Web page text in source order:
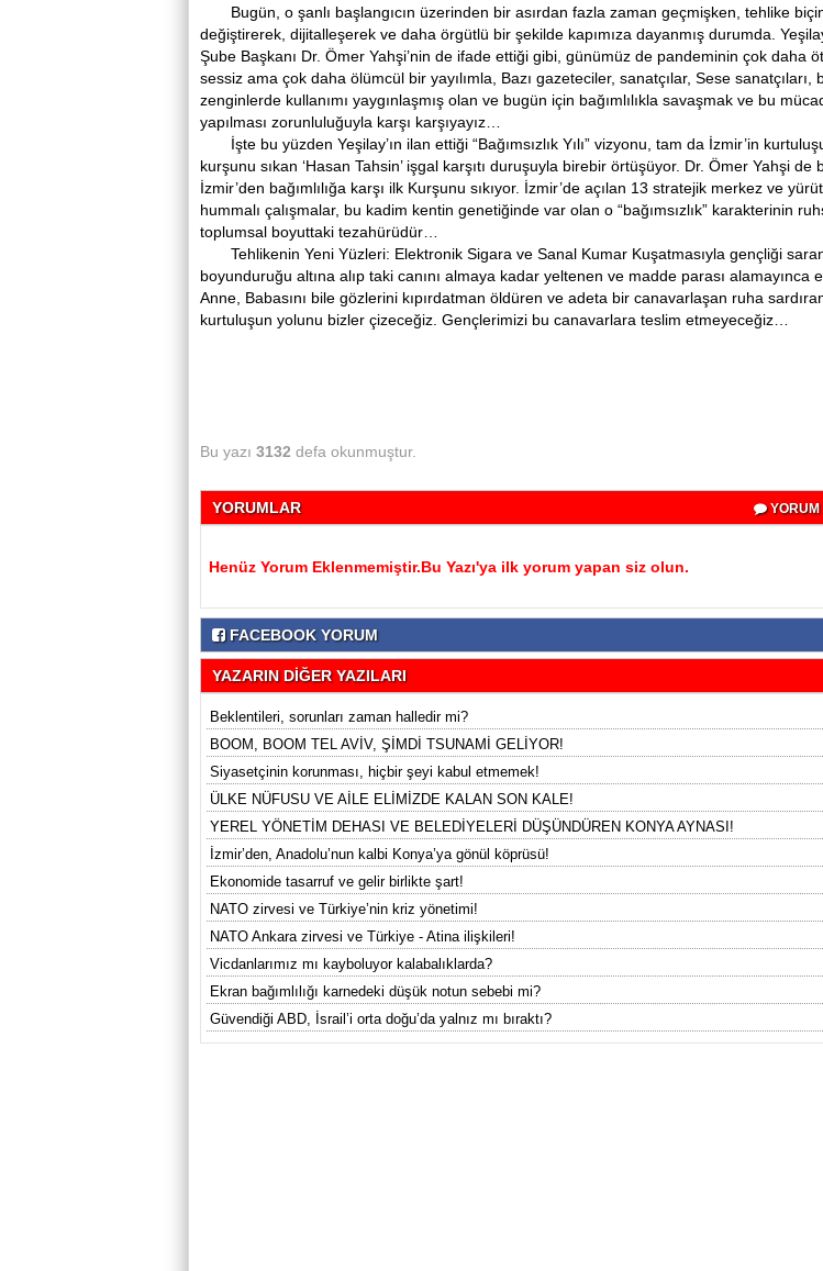
Bugün, o şanlı başlangıcın üzerinden bir asırdan fazla zaman geçmişken, tehlike
değiştirerek, dijitalleşerek ve daha örgütlü bir şekilde kapımıza dayanmış durumda.
Şube Başkanı Dr. Ömer Yahşi’nin de ifade ettiği gibi, günümüz de pandeminin çok daha
sessiz ama çok daha ölümcül bir yayılımla, Bazı gazeteciler, sanatçılar, Sese sanatçıları,
zenginlerde kullanımı yaygınlaşmış olan ve bugün için bağımlılıkla savaşmak ve bu
yapılması zorunluluğuyla karşı karşıyayız…
İşte bu yüzden Yeşilay’ın ilan ettiği “Bağımsızlık Yılı” vizyonu, tam da İzmir’in
kurşunu sıkan ‘Hasan Tahsin’ işgal karşıtı duruşuyla birebir örtüşüyor. Dr. Ömer Yahşi de
İzmir’den bağımlılığa karşı ilk Kurşunu sıkıyor. İzmir’de açılan 13 stratejik merkez ve
hummalı çalışmalar, bu kadim kentin genetiğinde var olan o “bağımsızlık” karakterinin
toplumsal boyuttaki tezahürüdür…
Tehlikenin Yeni Yüzleri: Elektronik Sigara ve Sanal Kumar Kuşatmasıyla gençliği
boyunduruğu altına alıp taki canını almaya kadar yeltenen ve madde parası alamayınca
Anne, Babasını bile gözlerini kıpırdatman öldüren ve adeta bir canavarlaşan ruha
kurtuluşun yolunu bizler çizeceğiz. Gençlerimizi bu canavarlara teslim etmeyeceğiz…
Bu yazı 3132 defa okunmuştur.
YORUMLAR YORUM
Henüz Yorum Eklenmemiştir.Bu Yazı'ya ilk yorum yapan siz olun.
FACEBOOK YORUM
YAZARIN DİĞER YAZILARI
Beklentileri, sorunları zaman halledir mi?
BOOM, BOOM TEL AVİV, ŞİMDİ TSUNAMİ GELİYOR!
Siyasetçinin korunması, hiçbir şeyi kabul etmemek!
ÜLKE NÜFUSU VE AİLE ELİMİZDE KALAN SON KALE!
YEREL YÖNETİM DEHASI VE BELEDİYELERİ DÜŞÜNDÜREN KONYA AYNASI!
İzmir’den, Anadolu’nun kalbi Konya’ya gönül köprüsü!
Ekonomide tasarruf ve gelir birlikte şart!
NATO zirvesi ve Türkiye’nin kriz yönetimi!
NATO Ankara zirvesi ve Türkiye - Atina ilişkileri!
Vicdanlarımız mı kayboluyor kalabalıklarda?
Ekran bağımlılığı karnedeki düşük notun sebebi mi?
Güvendiği ABD, İsrail’i orta doğu’da yalnız mı bıraktı?